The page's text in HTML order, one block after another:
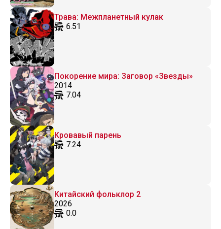
Трава: Межпланетный кулак
6.51
Покорение мира: Заговор «Звезды»
2014
7.04
Кровавый парень
7.24
Китайский фольклор 2
2026
0.0